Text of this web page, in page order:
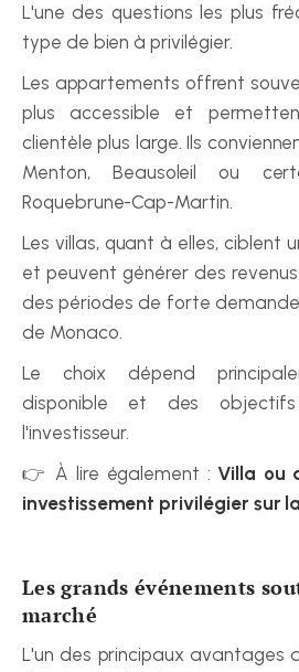
L'une des questions les plus
type de bien à privilégier.
Les appartements offrent
plus accessible et
clientèle plus large. Ils
Menton, Beausoleil ou
Roquebrune-Cap-Martin.
Les villas, quant à elles, ciblent
et peuvent générer des
des périodes de forte
de Monaco.
Le choix dépend
disponible et des
l'investisseur.
👉 À lire également : Villa ou
investissement privilégier sur
Les grands événements
marché
L'un des principaux avantages